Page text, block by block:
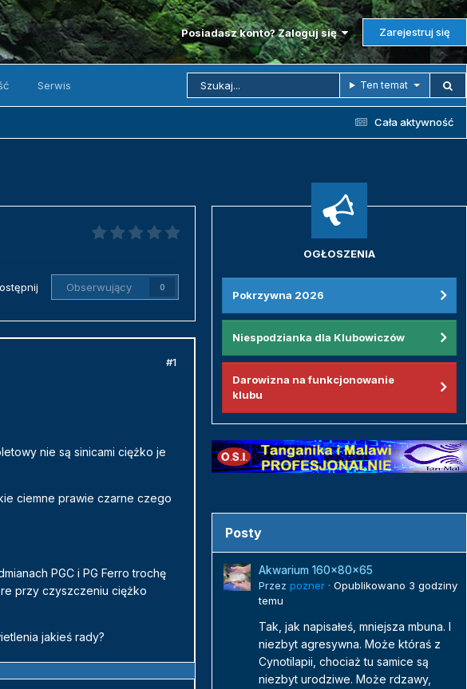
Posiadasz konto? Zaloguj się Zarejestruj się
Serwis Ten temat
Cała aktywność
Obserwujący 0
#1
nie są sinicami ciężko je
ciemne prawie czarne czego
PGC i PG Ferro trochę
przy czyszczeniu ciężko
jakieś rady?
OGŁOSZENIA
Pokrzywna 2026
Niespodzianka dla Klubowiczów
Darowizna na funkcjonowanie
klubu
Posty
Akwarium 160x80x65
Przez pozner · Opublikowano 3 godziny
temu
Tak, jak napisałeś, mniejsza mbuna. I
niezbyt agresywna. Może któraś z
Cynotilapii, chociaż tu samice są
niezbyt urodziwe. Może rdzawy,